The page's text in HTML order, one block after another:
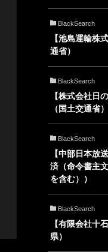
BlackSearch
【池島運輸株
通省）
BlackSearch
【株式会社日
（国土交通省）
BlackSearch
【中部日本放
済（命令書主
を含む））
BlackSearch
【有限会社十
県）